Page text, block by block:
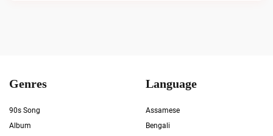
Genres
90s Song
Album
Language
Assamese
Bengali